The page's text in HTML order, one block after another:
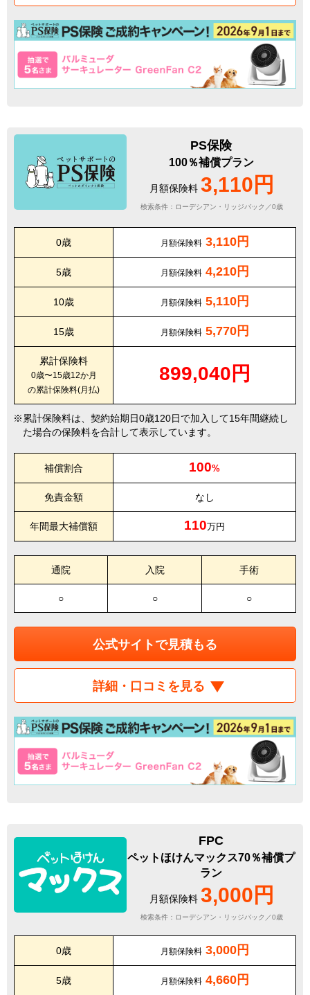
PS保険
100％補償プラン
月額保険料 3,110円
検索条件：ローデシアン・リッジバック／0歳
0歳 月額保険料 3,110円
5歳 月額保険料 4,210円
10歳 月額保険料 5,110円
15歳 月額保険料 5,770円
累計保険料
0歳〜15歳12か月
の累計保険料(月払)
899,040円
累計保険料は、契約始期日0歳120日で加入して15年間継続し
た場合の保険料を合計して表示しています。
補償割合 100%
免責金額 なし
年間最大補償額 110万円
通院 入院 手術
○ ○ ○
公式サイトで見積もる
詳細・口コミを見る
FPC
ペットほけんマックス70％補償プ
ラン
月額保険料 3,000円
検索条件：ローデシアン・リッジバック／0歳
0歳 月額保険料 3,000円
5歳 月額保険料 4,660円